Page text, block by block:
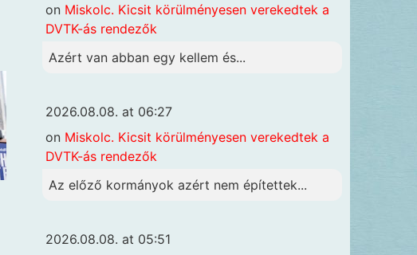
on Miskolc. Kicsit körülményesen verekedtek a
DVTK-ás rendezők
Azért van abban egy kellem és...
2026.08.08. at 06:27
on Miskolc. Kicsit körülményesen verekedtek a
DVTK-ás rendezők
Az előző kormányok azért nem építettek...
2026.08.08. at 05:51